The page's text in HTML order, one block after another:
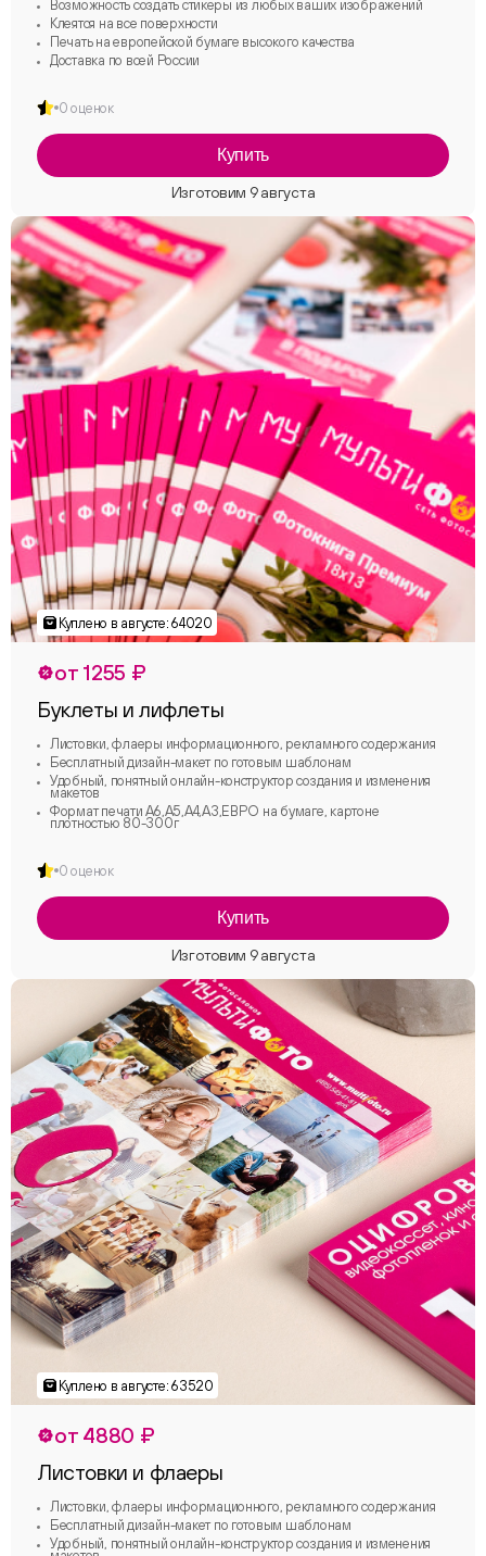
Возможность создать стикеры из любых ваших изображений
Клеятся на все поверхности
Печать на европейской бумаге высокого качества
Доставка по всей России
0 оценок
Купить
от 1255 ₽
Буклеты и лифлеты
Листовки, флаеры информационного, рекламного содержания
Бесплатный дизайн-макет по готовым шаблонам
Удобный, понятный онлайн-конструктор создания и изменения
макетов
Формат печати А6,А5,А4,А3,ЕВРО на бумаге, картоне
плотностью 80-300г
0 оценок
Купить
от 4880 ₽
Листовки и флаеры
Листовки, флаеры информационного, рекламного содержания
Бесплатный дизайн-макет по готовым шаблонам
Удобный, понятный онлайн-конструктор создания и изменения